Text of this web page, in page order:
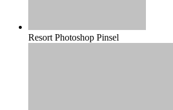
Resort Photoshop Pinsel